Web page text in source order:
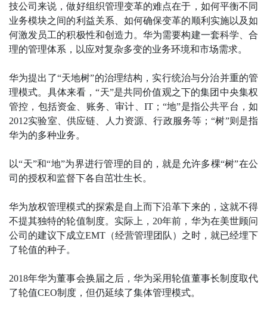
技公司来说，做好组织管理变革的难点在于，如何平衡不同
业务模块之间的利益关系、如何确保变革的顺利实施以及如
何激发员工的积极性和创造力。华为需要构建一套科学、合
理的管理体系，以应对复杂多变的业务环境和市场需求。
华为提出了“天地树”的治理结构，实行统治与分治并重的管
理模式。具体来看，“天”是共同价值观之下的集团中央集权
管控，包括资金、账务、审计、IT；“地”是指公共平台，如
2012实验室、供应链、人力资源、行政服务等；“树”则是指
华为的多种业务。
以“天”和“地”为界进行管理的目的，就是允许多棵“树”在公
司的授权和监督下各自茁壮生长。
华为放权管理模式的探索是自上而下沿革下来的，这就不得
不提其独特的轮值制度。实际上，20年前，华为在美世顾问
公司的建议下成立EMT（经营管理团队）之时，就已经埋下
了轮值的种子。
2018年华为董事会换届之后，华为采用轮值董事长制度取代
了轮值CEO制度，但仍延续了集体管理模式。